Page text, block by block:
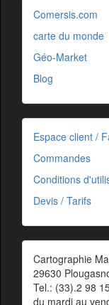
Comersis.com
carte du monde
Géo-Market
Blog
Espace client /
Commandes
Conditions
Devis / Tarifs
Cartographie
29630
Tel.: (33).2 98
du mardi au